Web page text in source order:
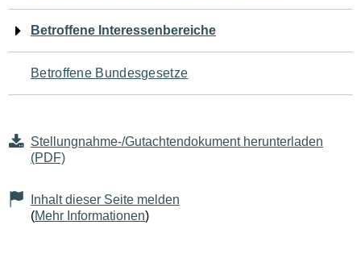
für
den
Seiteninhalt
Betroffene Interessenbereiche
Betroffene Bundesgesetze
Stellungnahme-/Gutachtendokument herunterladen
(PDF)
Inhalt dieser Seite melden
(Mehr Informationen)